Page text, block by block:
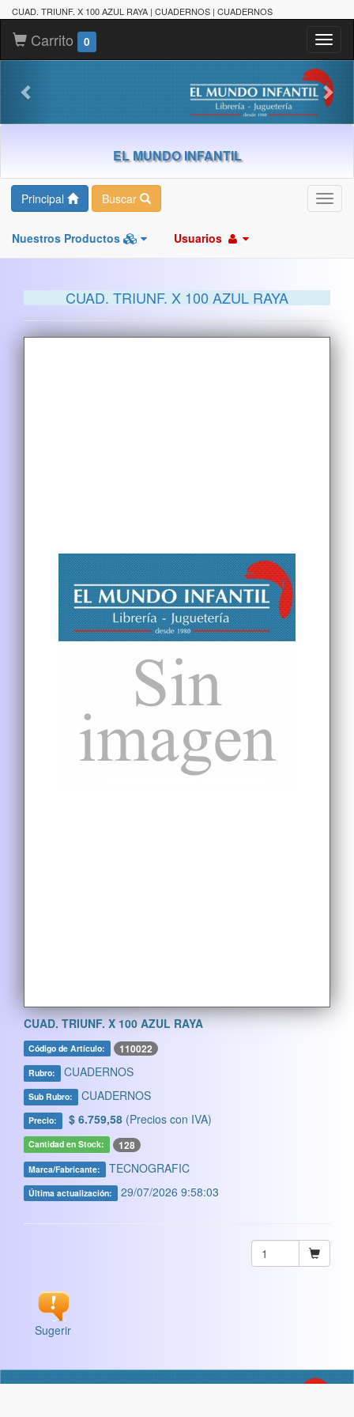
CUAD. TRIUNF. X 100 AZUL RAYA | CUADERNOS | CUADERNOS
Carrito 0
EL MUNDO INFANTIL
Principal Buscar
Nuestros Productos Usuarios
CUAD. TRIUNF. X 100 AZUL RAYA
CUAD. TRIUNF. X 100 AZUL RAYA
Código de Artículo: 110022
Rubro: CUADERNOS
Sub Rubro: CUADERNOS
Precio: $ 6.759,58 (Precios con IVA)
Cantidad en Stock: 128
Marca/Fabricante: TECNOGRAFIC
Última actualización: 29/07/2026 9:58:03
Sugerir